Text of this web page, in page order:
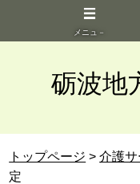
メニュ－
砺波地
トップページ >介護
定